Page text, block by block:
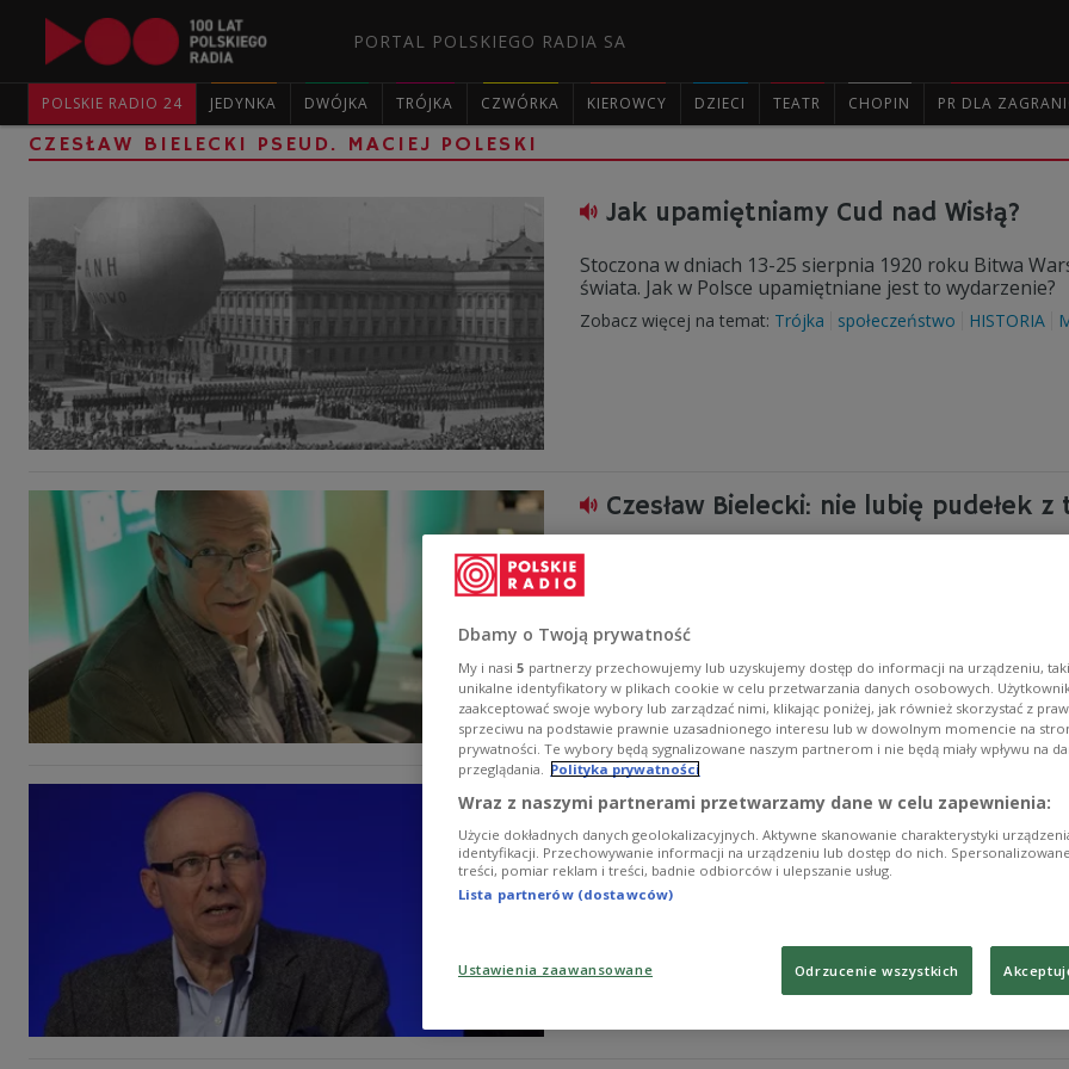
PORTAL POLSKIEGO RADIA SA
POLSKIE RADIO 24 JEDYNKA DWÓJKA TRÓJKA CZWÓRKA KIEROWCY DZIECI TEATR CHOPIN PR DLA
CZESŁAW BIELECKI PSEUD. MACIEJ POLESKI
Jak upamiętniamy Cud nad Wisłą?
Stoczona w dniach 13-25 sierpnia 1920 roku Bitwa
świata. Jak w Polsce upamiętniane jest to wydarzenie?
Zobacz więcej na temat: Trójka społeczeństwo HISTORIA
Czesław Bielecki: nie lubię pudełek
– Krytykuję od lat sytuację, w której ważne instytucje
takich budynków w II RP, są rozpoznawalne tylko po
Czesław Bielecki, autor kontrowersyjnego projektu
Zobacz więcej na temat:
Czesław Bielecki o brzydocie
W "Piątku z Mazurkiem" zapraszamy na spotkanie z
eklektyzmie w architekturze, kiczu, brzydocie
Zobacz więcej na temat:
Dbamy o Twoją prywatność
My i nasi 5 partnerzy przechowujemy lub uzyskujemy dostęp do informacji na urządzeniu,
unikalne identyfikatory w plikach cookie w celu przetwarzania danych osobowych.
zaakceptować swoje wybory lub zarządzać nimi, klikając poniżej, jak również skorzystać z
sprzeciwu na podstawie prawnie uzasadnionego interesu lub w dowolnym momencie na
prywatności. Te wybory będą sygnalizowane naszym partnerom i nie będą miały wpływu na
przeglądania. Polityka prywatności
Wraz z naszymi partnerami przetwarzamy dane w celu zapewnienia:
Użycie dokładnych danych geolokalizacyjnych. Aktywne skanowanie charakterystyki
identyfikacji. Przechowywanie informacji na urządzeniu lub dostęp do nich.
treści, pomiar reklam i treści, badnie odbiorców i ulepszanie usług.
Lista partnerów (dostawców)
Ustawienia zaawansowane Odrzucenie wszystkich